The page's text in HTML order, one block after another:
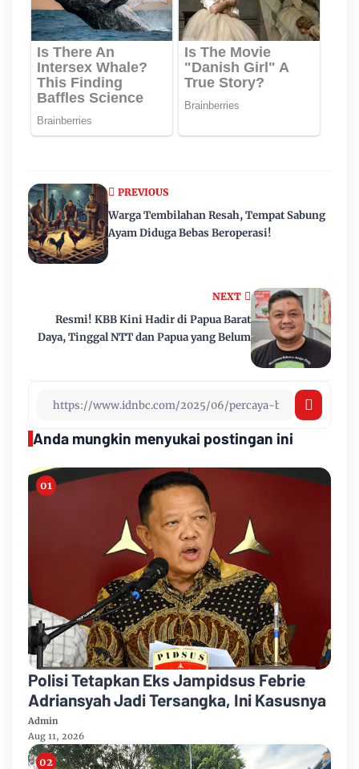
NEXT
Resmi! KBB Kini Hadir di Papua Barat
Daya, Tinggal NTT dan Papua yang Belum
PREVIOUS
Warga Tembilahan Resah, Tempat Sabung
Ayam Diduga Bebas Beroperasi!
Anda mungkin menyukai postingan ini
Polisi Tetapkan Eks Jampidsus Febrie
Adriansyah Jadi Tersangka, Ini Kasusnya
Admin
Aug 11, 2026